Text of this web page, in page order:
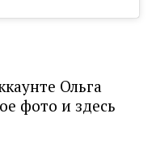
Ольга
фото и здесь